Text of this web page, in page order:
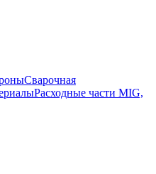
Сварочная
Расходные части MIG,